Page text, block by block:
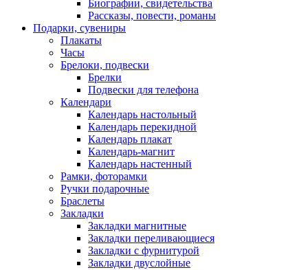
Биографии, свидетельства
Рассказы, повести, романы
Подарки, сувениры
Плакаты
Часы
Брелоки, подвески
Брелки
Подвески для телефона
Календари
Календарь настольный
Календарь перекидной
Календарь плакат
Календарь-магнит
Календарь настенный
Рамки, фоторамки
Ручки подарочные
Браслеты
Закладки
Закладки магнитные
Закладки переливающиеся
Закладки с фурнитурой
Закладки двуслойные